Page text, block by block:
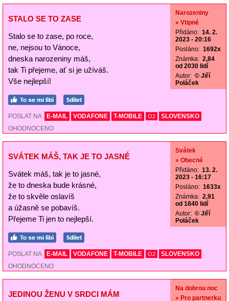
STALO SE TO ZASE
Stalo se to zase, po roce,
ne, nejsou to Vánoce,
dneska narozeniny máš,
tak Ti přejeme, ať si je užíváš.
Vše nejlepší!
Narozeniny
» Vtipné
Přidáno: 14. 2.
2023 - 20:16
Posláno: 1692x
Známka: 2,84
od 2030 lidí
Autor: © Jiří
Poláček
POSLAT NA E-MAIL VODAFONE T-MOBILE O2
SLOVENSKO
OHODNOCENO
SVÁTEK MÁŠ, TAK JE TO JASNÉ
Svátek máš, tak je to jasné,
že to dneska bude krásné,
že to skvěle oslavíš
a úžasně se pobavíš.
Přejeme Ti jen to nejlepší.
Svátek
» Obecné
Přidáno: 13. 2.
2023 - 16:17
Posláno: 1633x
Známka: 2,91
od 1840 lidí
Autor: © Jiří
Poláček
POSLAT NA E-MAIL VODAFONE T-MOBILE O2
SLOVENSKO
OHODNOCENO
JEDINOU ŽENU V SRDCI MÁM
Na dobrou noc
» Pro partnerku